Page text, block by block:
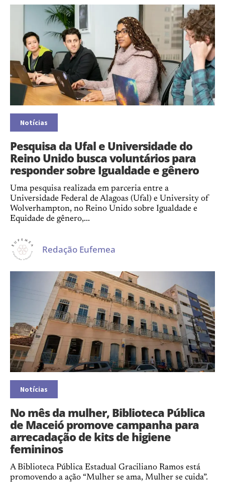
Notícias
Pesquisa da Ufal e Universidade do
Reino Unido busca voluntários para
responder sobre Igualdade e gênero
Uma pesquisa realizada em parceria entre a
Universidade Federal de Alagoas (Ufal) e University of
Wolverhampton, no Reino Unido sobre Igualdade e
Equidade de gênero,...
Redação Eufemea
Notícias
No mês da mulher, Biblioteca Pública
de Maceió promove campanha para
arrecadação de kits de higiene
femininos
A Biblioteca Pública Estadual Graciliano Ramos está
promovendo a ação “Mulher se ama, Mulher se cuida”.